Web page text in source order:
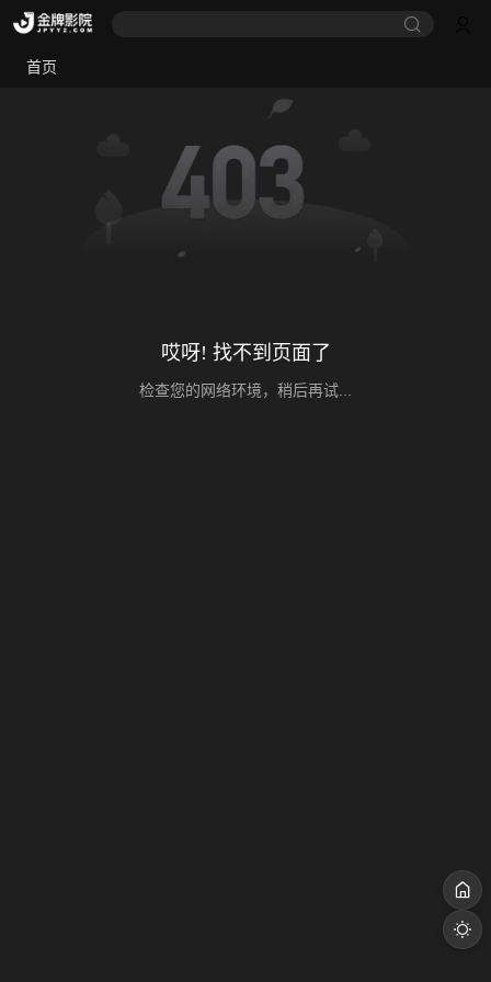
首页
哎呀! 找不到页面了
检查您的网络环境，稍后再试...